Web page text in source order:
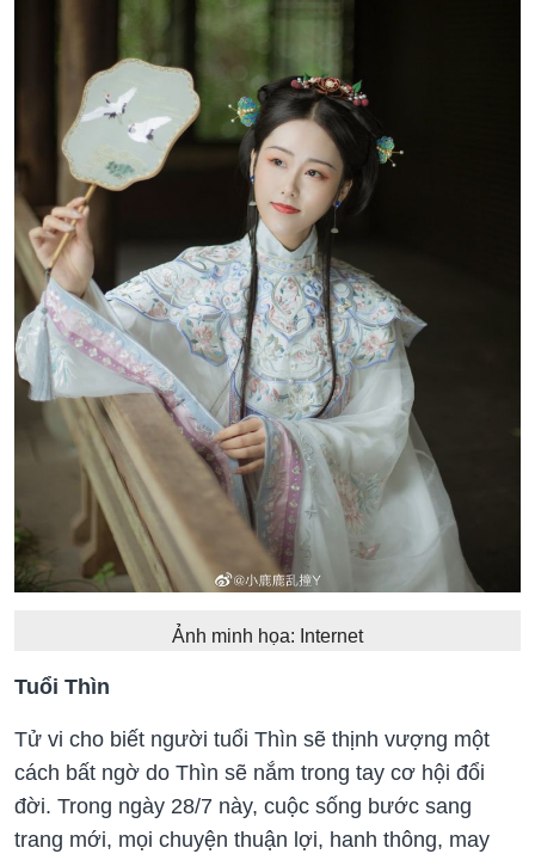
Ảnh minh họa: Internet
Tuổi Thìn
Tử vi cho biết người tuổi Thìn sẽ thịnh vượng một
cách bất ngờ do Thìn sẽ nắm trong tay cơ hội đổi
đời. Trong ngày 28/7 này, cuộc sống bước sang
trang mới, mọi chuyện thuận lợi, hanh thông, may